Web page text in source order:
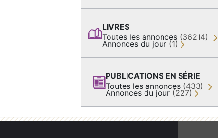
LIVRES
Toutes les annonces (36214)
Annonces du jour (1)
PUBLICATIONS EN SÉRIE
Toutes les annonces (433)
Annonces du jour (227)